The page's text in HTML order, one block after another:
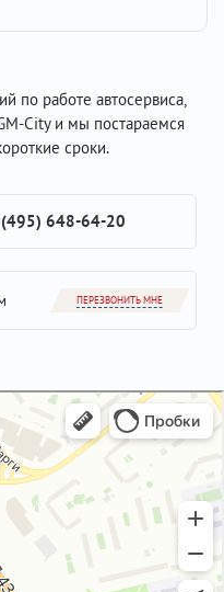
по работе автосервиса,
City и мы постараемся
сроки.
648-64-20
ПЕРЕЗВОНИТЬ МНЕ